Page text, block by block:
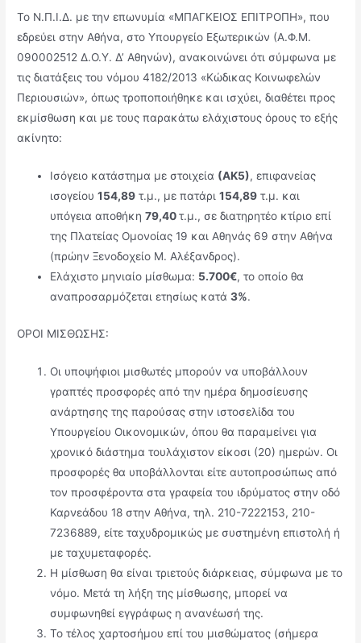
Το Ν.Π.Ι.∆. µε την επωνυμία «ΜΠΑΓΚΕΙΟΣ ΕΠΙΤΡΟΠΗ», που
εδρεύει στην Αθήνα, στο Υπουργείο Εξωτερικών (Α.Φ.Μ.
090002512 Δ.Ο.Υ. Δ’ Αθηνών), ανακοινώνει ότι σύµφωνα µε
τις διατάξεις του νόμου 4182/2013 «Κώδικας Κοινωφελών
Περιουσιών», όπως τροποποιήθηκε και ισχύει, διαθέτει προς
εκμίσθωση και με τους παρακάτω ελάχιστους όρους το εξής
ακίνητο:
Ισόγειο κατάστημα με στοιχεία (ΑΚ5), επιφανείας
ισογείου154,89 τ.μ., με πατάρι154,89 τ.μ. και
υπόγεια αποθήκη79,40τ.μ., σε διατηρητέο κτίριο επί
της Πλατείας Ομονοίας 19 και Αθηνάς 69 στην Αθήνα
(πρώην Ξενοδοχείο Μ. Αλέξανδρος).
Ελάχιστο μηνιαίο μίσθωμα: 5.700€, το οποίο θα
αναπροσαρμόζεται ετησίως κατά3%.
ΟΡΟΙ ΜΙΣΘΩΣΗΣ:
Οι υποψήφιοι μισθωτές μπορούν να υποβάλλουν
γραπτές προσφορές από την ηµέρα δηµοσίευσης
ανάρτησης της παρούσας στην ιστοσελίδα του
Υπουργείου Οικονοµικών, όπου θα παραμείνει για
χρονικό διάστηµα τουλάχιστον είκοσι (20) ηµερών. Οι
προσφορές θα υποβάλλονται είτε αυτοπροσώπως από
τον προσφέροντα στα γραφεία του ιδρύματος στην οδό
Καρνεάδου 18 στην Αθήνα, τηλ. 210-7222153, 210-
7236889, είτε ταχυδροµικώς µε συστηµένη επιστολή ή
µε ταχυµεταφορές.
Η µίσθωση θα είναι τριετούς διάρκειας, σύμφωνα με το
νόμο. Μετά τη λήξη της µίσθωσης, µπορεί να
συµφωνηθεί εγγράφως η ανανέωσή της.
Το τέλος χαρτοσήμου επί του μισθώματος (σήμερα